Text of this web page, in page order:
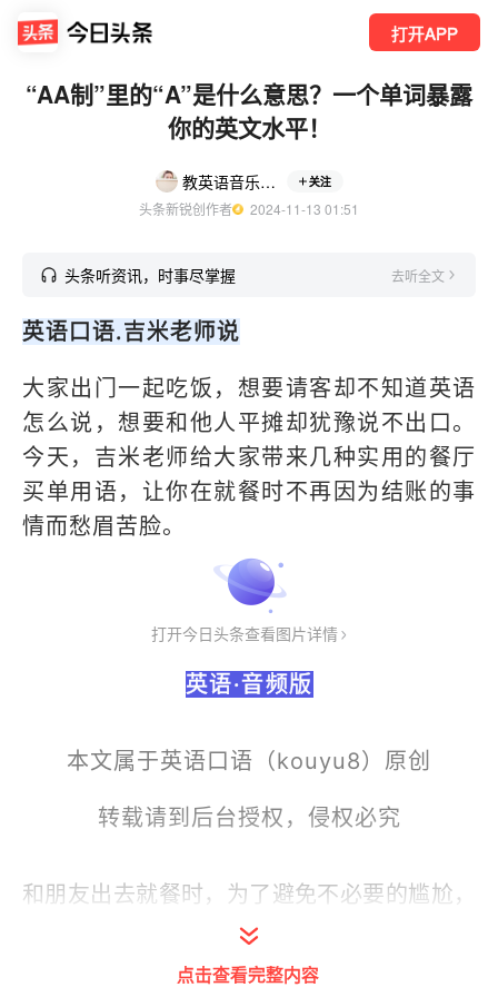
打开APP
“AA制”里的“A”是什么意思？一个单词暴露
你的英文水平！
教英语音乐的呦呦 关注
头条新锐创作者
  2024-11-13 01:51
头条听资讯，时事尽掌握 去听全文
英语口语.吉米老师说
大家出门一起吃饭，想要请客却不知道英语
怎么说，想要和他人平摊却犹豫说不出口。
今天，吉米老师给大家带来几种实用的餐厅
买单用语，让你在就餐时不再因为结账的事
情而愁眉苦脸。
打开今日头条查看图片详情
英语·音频版
本文属于英语口语（kouyu8）原创
转载请到后台授权，侵权必究
和朋友出去就餐时，为了避免不必要的尴尬，
我们都会选择一起平摊费用，也就是我们常说
既不用一个人花费请客，也不
点击查看完整内容